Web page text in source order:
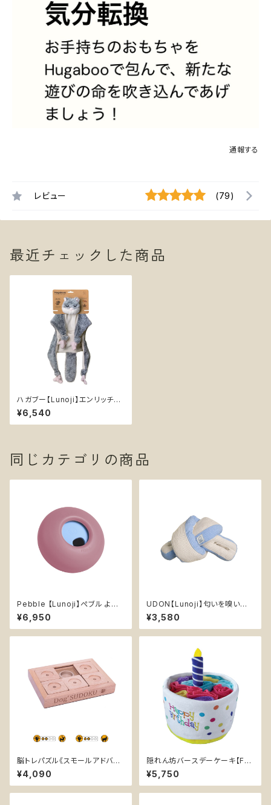
通報する
レビュー (79)
最近チェックした商品
ハガブー【Lunoji】エンリッチメ
ント ぬいぐるみ 犬 知育 おやつ
入れ可能 ムササビ ノーズワーク
¥6,540
同じカテゴリの商品
Pebble 【Lunoji】ぺブル より
楽しい食事タイム 知育玩具 エ
ンリッチメント 早食い防止
¥6,950
UDON【Lunoji】匂いを嗅いで
遊ぶ エンリッチメント ぬいぐる
み 犬 知育 おやつ入れ可能 ノー
ズワーク うどん
¥3,580
脳トレパズル《スモールアドバン
ス》SUDOKU 【My Intelligent
Pets】木製 嗅覚 知育玩具 トレ
ーニング ストレス解消 運動不足
¥4,090
隠れん坊バースデーケーキ【Fo
uFou Brands】 ノーズワーク
誕生日 プレゼント 犬 おもちゃ
ぬいぐるみ スナッフルマット 知
¥5,750